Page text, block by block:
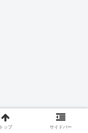
トップ サイドバー